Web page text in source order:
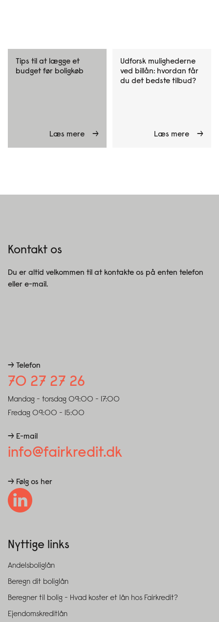
Tips til at lægge et
budget før boligkøb
Læs mere
Udforsk mulighederne
ved billån: hvordan får
du det bedste tilbud?
Læs mere
Kontakt os
Du er altid velkommen til at kontakte os på enten telefon
eller e-mail.
→ Telefon
70 27 27 26
Mandag - torsdag 09:00 - 17:00
Fredag 09:00 - 15:00
→ E-mail
info@fairkredit.dk
→ Følg os her
Nyttige links
Andelsboliglån
Beregn dit boliglån
Beregner til bolig - Hvad koster et lån hos Fairkredit?
Ejendomskreditlån